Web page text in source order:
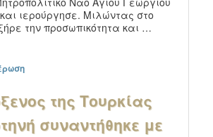
ιερούργησε. Μιλώντας στο
την προσωπικότητα και …
της Τουρκίας
συναντήθηκε με